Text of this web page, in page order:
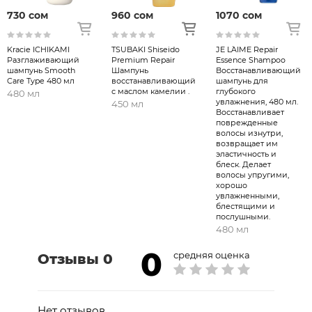
- Возьмите колпачок в руку и поверните дозатор в
направлении стрелки, чтобы поднять головку. (Если не
поднимается, затяните крышку и поверните еще раз.)
-Затем несколько раз нажмите на насадку, пока не
выйдет содержимое.
・Тщательно смочите волосы и кожу головы, нанесите
необходимое количество средства на все волосы,
・Держа крышку рукой, поверните насадку в
направлении стрелки, чтобы поднять насадку. (Если не
поднимается, затяните крышку и поверните еще раз.)
・Затем несколько раз нажмите на насадку, пока не
излишки воды, нанесите необходимое количество
средства на все волосы и тщательно смойте.
Шампунь:
730 сом
Kracie ICHIKAMI
Разглаживающий
шампунь Smooth
Care Type 480 мл
480 мл
960 сом
TSUBAKI Shiseido
Premium Repair
Шампунь
восстанавливающий
с маслом камелии .
450 мл
1070 сом
JE L`AIME Repair
Essence Shampoo
Восстанавливающий
шампунь для
глубокого
увлажнения, 480 мл.
Восстанавливает
поврежденные
волосы изнутри,
возвращает им
эластичность и
блеск. Делает
волосы упругими,
хорошо
увлажненными,
блестящими и
послушными.
480 мл
Отзывы 0 0 средняя оценка